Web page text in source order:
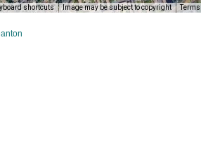
shortcuts Image may be subject to copyright Terms